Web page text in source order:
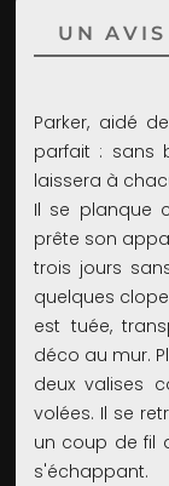
UN
Parker, aidé
parfait : sans
laissera à
Il se planque
prête son
trois jours
quelques
est tuée,
déco au mur.
deux valises
volées. Il se
un coup de fil
s'échappant.